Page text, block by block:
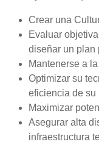
Crear una
Evaluar
diseñar un plan
Mantenerse a
Optimizar su
eficiencia de su
Maximizar
Asegurar alta
infraestructura